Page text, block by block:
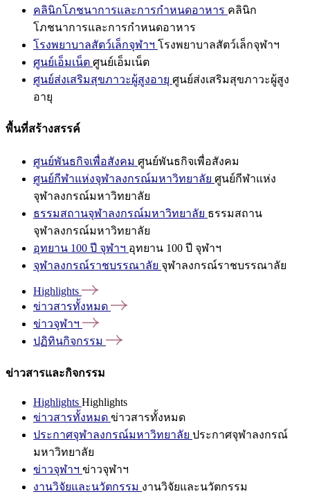
คลินิกโภชนาการและการกำหนดอาหาร คลินิก
โภชนาการและการกำหนดอาหาร
โรงพยาบาลสัตว์เล็กจุฬาฯ โรงพยาบาลสัตว์เล็กจุฬาฯ
ศูนย์เอ็มเน็ต ศูนย์เอ็มเน็ต
ศูนย์ส่งเสริมสุขภาวะผู้สูงอายุ ศูนย์ส่งเสริมสุขภาวะผู้สูง
อายุ
พื้นที่สร้างสรรค์
ศูนย์พันธกิจเพื่อสังคม ศูนย์พันธกิจเพื่อสังคม
ศูนย์กีฬาแห่งจุฬาลงกรณ์มหาวิทยาลัย ศูนย์กีฬาแห่ง
จุฬาลงกรณ์มหาวิทยาลัย
ธรรมสถานจุฬาลงกรณ์มหาวิทยาลัย ธรรมสถาน
จุฬาลงกรณ์มหาวิทยาลัย
อุทยาน 100 ปี จุฬาฯ อุทยาน 100 ปี จุฬาฯ
จุฬาลงกรณ์ราชบรรณาลัย จุฬาลงกรณ์ราชบรรณาลัย
Highlights
ข่าวสารทั้งหมด
ข่าวจุฬาฯ
ปฏิทินกิจกรรม
ข่าวสารและกิจกรรม
Highlights Highlights
ข่าวสารทั้งหมด ข่าวสารทั้งหมด
ประกาศจุฬาลงกรณ์มหาวิทยาลัย ประกาศจุฬาลงกรณ์
มหาวิทยาลัย
ข่าวจุฬาฯ ข่าวจุฬาฯ
งานวิจัยและนวัตกรรม งานวิจัยและนวัตกรรม